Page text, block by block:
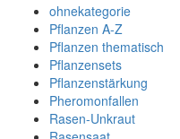
ohnekategorie
Pflanzen A-Z
Pflanzen thematisch
Pflanzensets
Pflanzenstärkung
Pheromonfallen
Rasen-Unkraut